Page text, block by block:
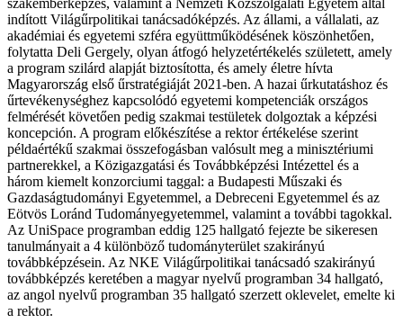
indított Világűrpolitikai tanácsadóképzés. Az állami, a vállalati, az
akadémiai és egyetemi szféra együttműködésének köszönhetően,
folytatta Deli Gergely, olyan átfogó helyzetértékelés született, amely
a program szilárd alapját biztosította, és amely életre hívta
Magyarország első űrstratégiáját 2021-ben. A hazai űrkutatáshoz és
űrtevékenységhez kapcsolódó egyetemi kompetenciák országos
felmérését követően pedig szakmai testületek dolgoztak a képzési
koncepción. A program előkészítése a rektor értékelése szerint
példaértékű szakmai összefogásban valósult meg a minisztériumi
partnerekkel, a Közigazgatási és Továbbképzési Intézettel és a
három kiemelt konzorciumi taggal: a Budapesti Műszaki és
Gazdaságtudományi Egyetemmel, a Debreceni Egyetemmel és az
Eötvös Loránd Tudományegyetemmel, valamint a további tagokkal.
Az UniSpace programban eddig 125 hallgató fejezte be sikeresen
tanulmányait a 4 különböző tudományterület szakirányú
továbbképzésein. Az NKE Világűrpolitikai tanácsadó szakirányú
továbbképzés keretében a magyar nyelvű programban 34 hallgató,
az angol nyelvű programban 35 hallgató szerzett oklevelet, emelte ki
a rektor.